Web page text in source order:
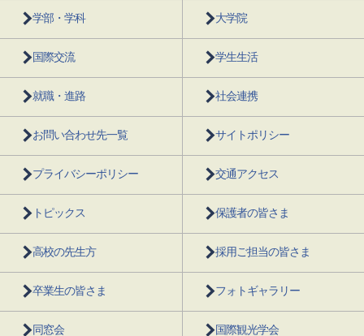
学部・学科 大学院
国際交流 学生生活
就職・進路 社会連携
お問い合わせ先一覧 サイトポリシー
プライバシーポリシー 交通アクセス
トピックス 保護者の皆さま
高校の先生方 採用ご担当の皆さま
卒業生の皆さま フォトギャラリー
同窓会 国際観光学会